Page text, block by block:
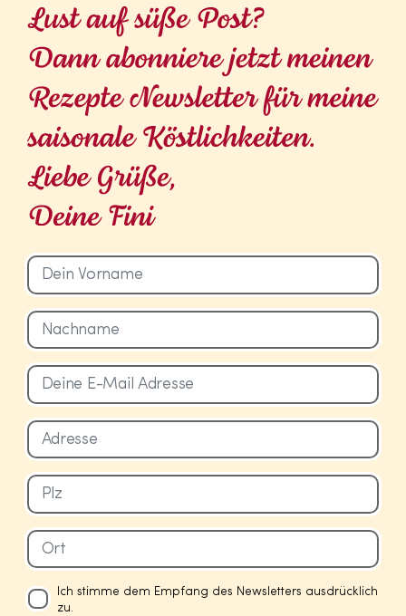
Ich stimme dem Empfang des Newsletters ausdrücklich
zu.